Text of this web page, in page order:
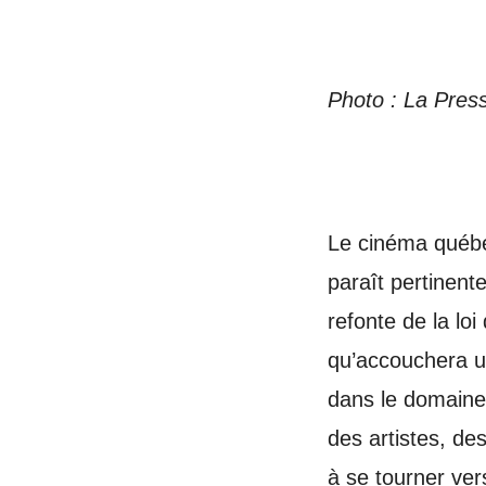
Photo : La
Le cinéma
paraît
refonte de la loi
qu’accouchera
dans le
des artistes,
à se tourner